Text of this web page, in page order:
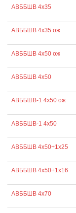
АВББШВ 4х35
АВББШВ 4х35 ож
АВББШВ 4х50 ож
АВББШВ 4х50
АВББШВ-1 4х50 ож
АВББШВ-1 4х50
АВББШВ 4х50+1х25
АВББШВ 4х50+1х16
АВББШВ 4х70